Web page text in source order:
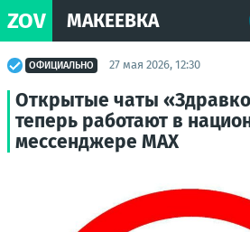
ZOV МАКЕЕВКА
ОФИЦИАЛЬНО 27 мая 2026, 12:30
Открытые чаты
теперь работают в
мессенджере MAX